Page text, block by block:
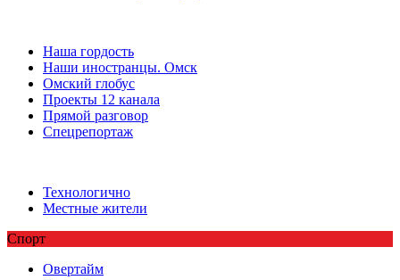
Наша гордость
Наши иностранцы. Омск
Омский глобус
Проекты 12 канала
Прямой разговор
Спецрепортаж
Технологично
Местные жители
Спорт
Овертайм